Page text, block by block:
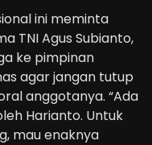
ini meminta
TNI Agus Subianto,
ke pimpinan
agar jangan tutup
anggotanya. “Ada
Harianto. Untuk
mau enaknya